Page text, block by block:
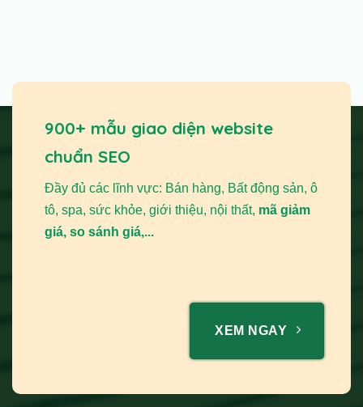
900+ mẫu giao diện website
chuẩn SEO
Đầy đủ các lĩnh vực: Bán hàng, Bất động sản, ô
tô, spa, sức khỏe, giới thiệu, nội thất, mã giảm
giá, so sánh giá,...
XEM NGAY